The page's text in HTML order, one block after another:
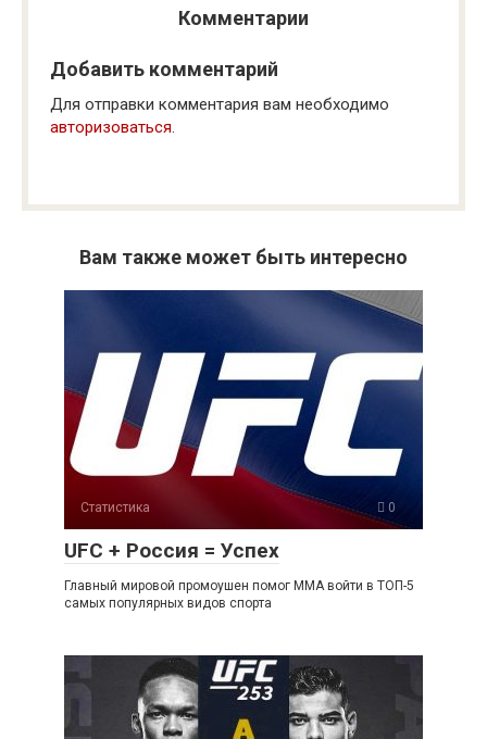
Комментарии
Добавить комментарий
Для отправки комментария вам необходимо
авторизоваться.
Вам также может быть интересно
Статистика 0
UFC + Россия = Успех
Главный мировой промоушен помог ММА войти в ТОП-5
самых популярных видов спорта